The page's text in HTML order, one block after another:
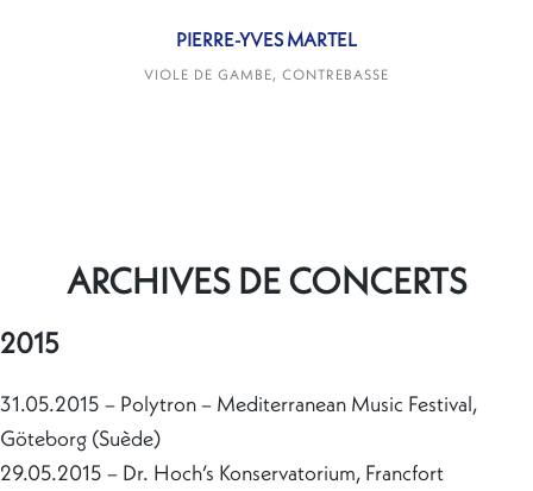
PIERRE-YVES MARTEL
VIOLE DE GAMBE, CONTREBASSE
ARCHIVES DE CONCERTS
2015
31.05.2015 – Polytron – Mediterranean Music Festival,
Göteborg (Suède)
29.05.2015 – Dr. Hoch’s Konservatorium, Francfort